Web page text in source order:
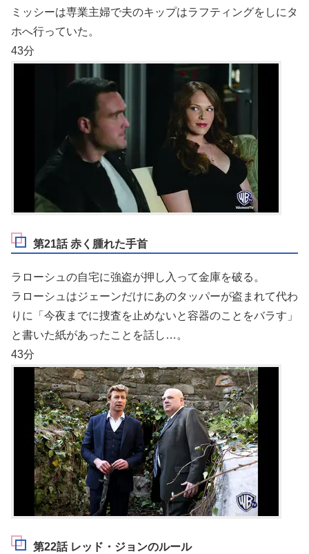
ミッシーは専業主婦で夫のキップはラフティングをしにタ
ホへ行っていた。
43分
第21話 赤く腫れた手首
ラローシュの自宅に強盗が押し入って金庫を破る。
ラローシュはジェーンだけにあのタッパーが盗まれて代わ
りに「今夜までに捜査を止めないと容器のことをバラす」
と書いた紙があったことを話し…。
43分
第22話 レッド・ジョンのルール